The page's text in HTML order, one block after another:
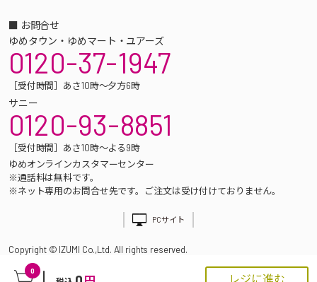
0
レジに進む
■ お問合せ
ゆめタウン・ゆめマート・ユアーズ
0120-37-1947
［受付時間］あさ10時～夕方6時
サニー
0120-93-8851
［受付時間］あさ10時～よる9時
ゆめオンラインカスタマーセンター
※通話料は無料です。
※ネット専用のお問合せ先です。ご注文は受け付けておりません。
PCサイト
Copyright © IZUMI Co.,Ltd. All rights reserved.